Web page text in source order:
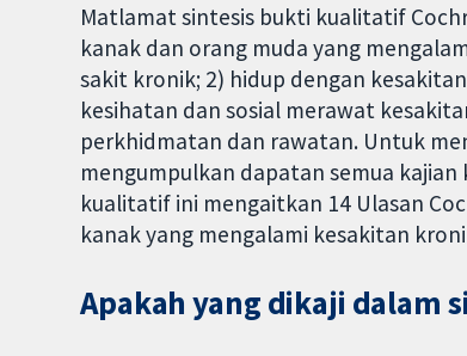
Matlamat sintesis bukti kualitatif
kanak dan orang muda yang
sakit kronik; 2) hidup dengan
kesihatan dan sosial merawat
perkhidmatan dan rawatan. Untuk
mengumpulkan dapatan semua
kualitatif ini mengaitkan 14 Ulasan
kanak yang mengalami kesakitan
Apakah yang dikaji dalam